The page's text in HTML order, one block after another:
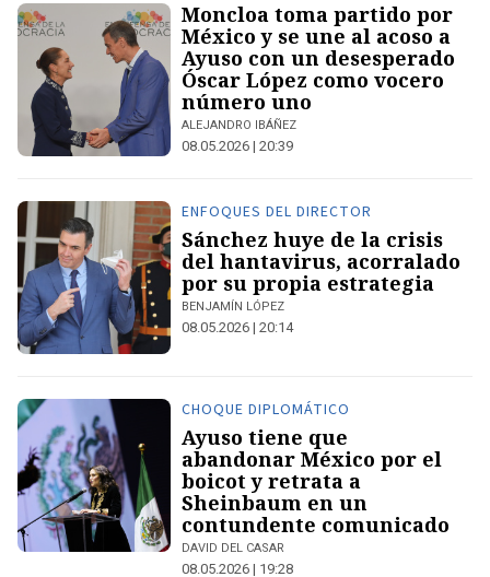
Moncloa toma partido por
México y se une al acoso a
Ayuso con un desesperado
Óscar López como vocero
número uno
ALEJANDRO IBÁÑEZ
08.05.2026 | 20:39
ENFOQUES DEL DIRECTOR
Sánchez huye de la crisis
del hantavirus, acorralado
por su propia estrategia
BENJAMÍN LÓPEZ
08.05.2026 | 20:14
CHOQUE DIPLOMÁTICO
Ayuso tiene que
abandonar México por el
boicot y retrata a
Sheinbaum en un
contundente comunicado
DAVID DEL CASAR
08.05.2026 | 19:28